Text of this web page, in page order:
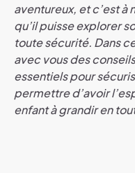
aventureux, et c’est à
qu’il puisse explorer
toute sécurité. Dans
avec vous des
essentiels pour
permettre d’avoir
enfant à grandir en